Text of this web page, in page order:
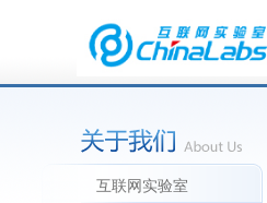
互联网实验室